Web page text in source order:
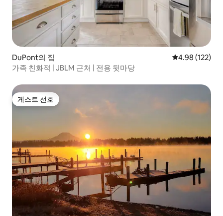
DuPont의 집 평점 4.98점(5
4.98 (122)
가족 친화적 | JBLM 근처 | 전용 뒷마당
게스트 선호
게스트 선호